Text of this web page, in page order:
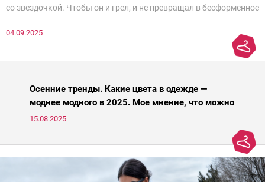
со звездочкой. Чтобы он и грел, и не превращал в бесформенное
паники.
04.09.2025
Осенние тренды. Какие цвета в одежде —
моднее модного в 2025. Мое мнение, что можно
носить, а что нет
15.08.2025